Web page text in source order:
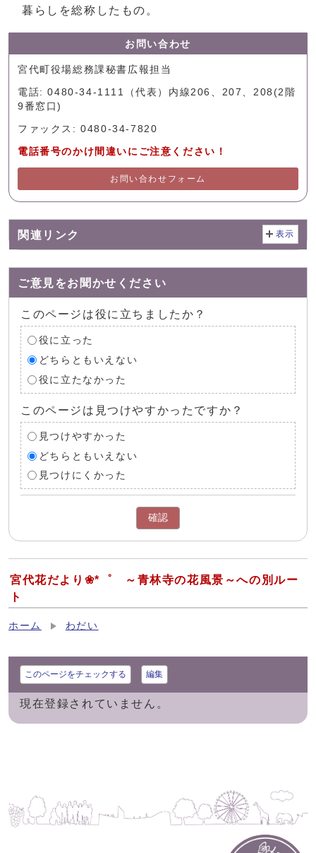
暮らしを総称したもの。
お問い合わせ
宮代町役場総務課秘書広報担当
電話: 0480-34-1111（代表）内線206、207、208(2階
9番窓口)
ファックス: 0480-34-7820
電話番号のかけ間違いにご注意ください！
お問い合わせフォーム
関連リンク 表示
ご意見をお聞かせください
このページは役に立ちましたか？
役に立った
どちらともいえない
役に立たなかった
このページは見つけやすかったですか？
見つけやすかった
どちらともいえない
見つけにくかった
確認
宮代花だより❀*゜ ～青林寺の花風景～への別ルー
ト
ホーム わだい
このページをチェックする 編集
現在登録されていません。